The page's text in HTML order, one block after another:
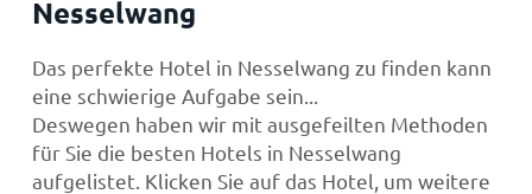
Nesselwang
Das perfekte Hotel in Nesselwang zu finden kann
eine schwierige Aufgabe sein...
Deswegen haben wir mit ausgefeilten Methoden
für Sie die besten Hotels in Nesselwang
aufgelistet. Klicken Sie auf das Hotel, um weitere